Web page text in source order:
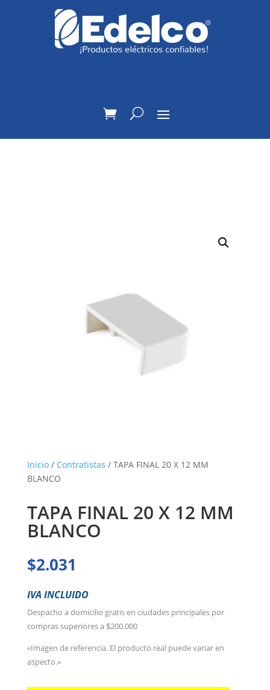
Inicio/ Contratistas / TAPA FINAL 20 X 12 MM
BLANCO
TAPA FINAL 20 X 12 MM
BLANCO
$2.031
IVA INCLUIDO
Despacho a domicilio gratis en ciudades principales por
compras superiores a $200.000
«Imagen de referencia. El producto real puede variar en
aspecto.»